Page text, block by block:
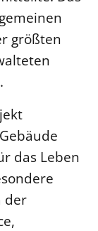
größten
das Leben
der